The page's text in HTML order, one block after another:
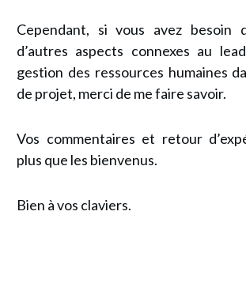
Cependant, si vous avez besoin
d’autres aspects connexes au
gestion des ressources humaines
de projet, merci de me faire savoir.
Vos commentaires et retour
plus que les bienvenus.
Bien à vos claviers.